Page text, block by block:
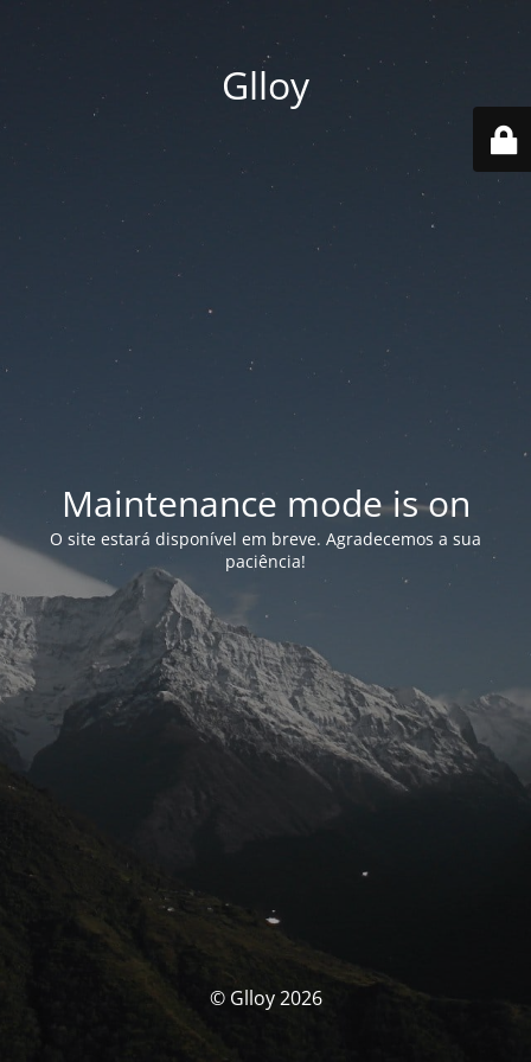
Glloy
Maintenance mode is on
O site estará disponível em breve. Agradecemos a sua
paciência!
© Glloy 2026